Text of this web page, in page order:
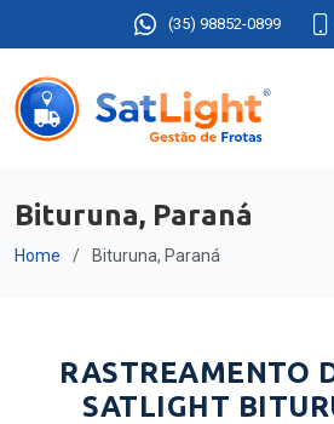
(35) 98852-0899
Bituruna, Paraná
Home Bituruna, Paraná
RASTREAMENTO
SATLIGHT